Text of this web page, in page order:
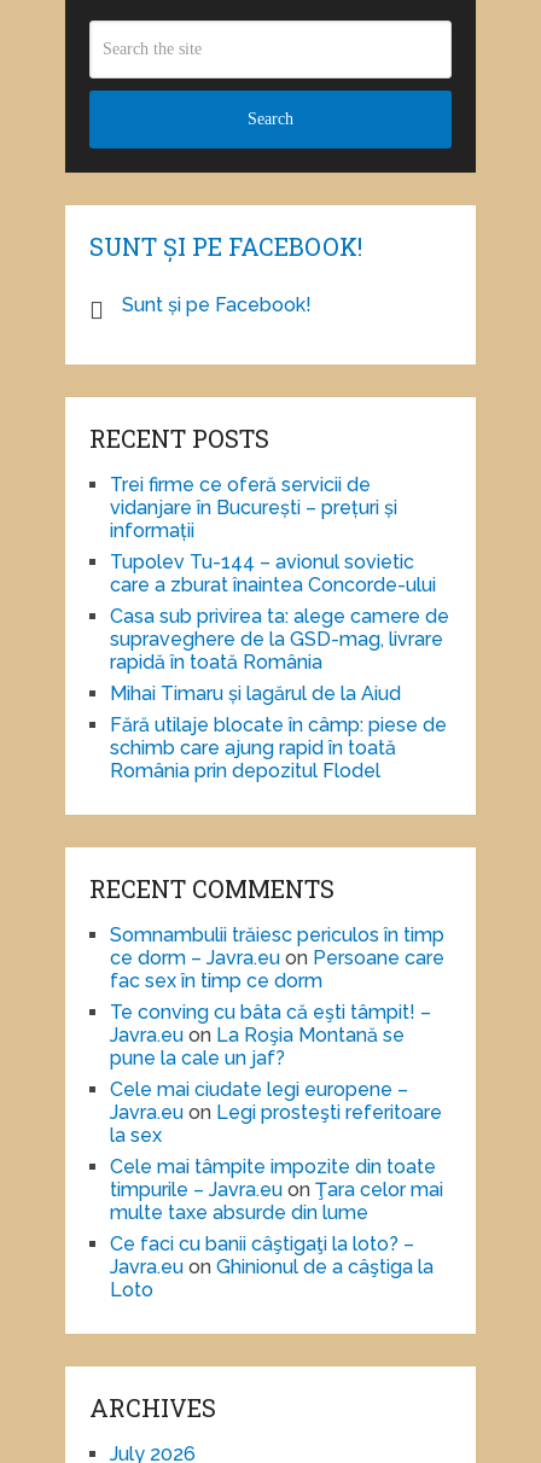
SUNT ȘI PE FACEBOOK!
Sunt și pe Facebook!
RECENT POSTS
Trei firme ce oferă servicii de
vidanjare în București – prețuri și
informații
Tupolev Tu-144 – avionul sovietic
care a zburat înaintea Concorde-ului
Casa sub privirea ta: alege camere de
supraveghere de la GSD-mag, livrare
rapidă în toată România
Mihai Timaru și lagărul de la Aiud
Fără utilaje blocate în câmp: piese de
schimb care ajung rapid în toată
România prin depozitul Flodel
RECENT COMMENTS
Somnambulii trăiesc periculos în timp
ce dorm – Javra.euon Persoane care
fac sex în timp ce dorm
Te conving cu bâta că eşti tâmpit! –
Javra.euon La Roşia Montană se
pune la cale un jaf?
Cele mai ciudate legi europene –
Javra.euon Legi prosteşti referitoare
la sex
Cele mai tâmpite impozite din toate
timpurile – Javra.euon Ţara celor mai
multe taxe absurde din lume
Ce faci cu banii câştigaţi la loto? –
Javra.euon Ghinionul de a câştiga la
Loto
ARCHIVES
July 2026